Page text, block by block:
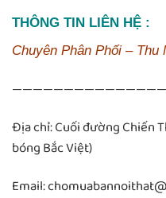
THÔNG TIN LIÊN HỆ :
Chuyên Phân Phối – Thu
Địa chỉ: Cuối đường Chiến
bóng Bắc Việt)
Email: